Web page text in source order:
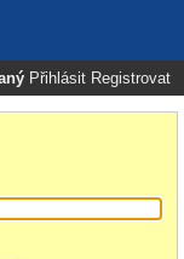
Přihlásit Registrovat